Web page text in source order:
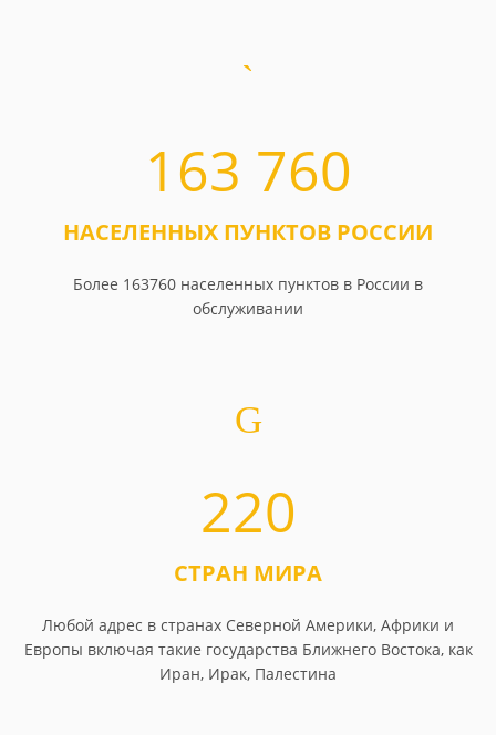
163 760
НАСЕЛЕННЫХ ПУНКТОВ РОССИИ
Более 163760 населенных пунктов в России в
обслуживании
220
СТРАН МИРА
Любой адрес в странах Северной Америки, Африки и
Европы включая такие государства Ближнего Востока, как
Иран, Ирак, Палестина